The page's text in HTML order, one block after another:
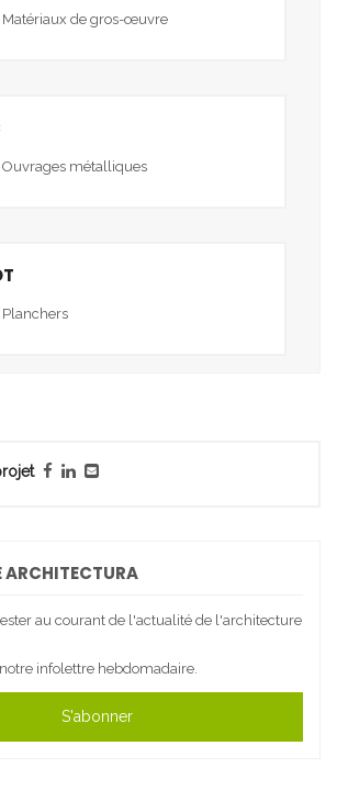
ARCHITECTURA
au courant de l'actualité de l'architecture
infolettre hebdomadaire.
S'abonner
Matériaux de gros-œuvre
Ouvrages métalliques
Planchers